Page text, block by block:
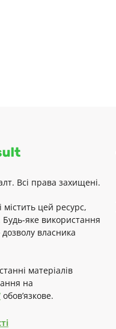
Всі права захищені.
містить цей ресурс,
яке використання
власника
матеріалів
на
обов’язкове.